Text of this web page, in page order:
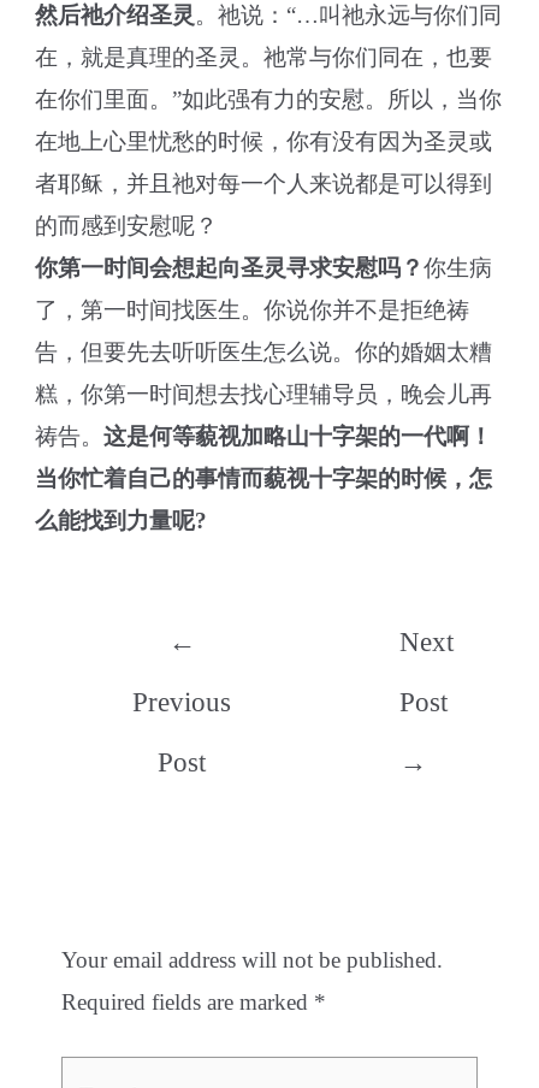
然后祂介绍圣灵。祂说：“…叫祂永远与你们同
在，就是真理的圣灵。祂常与你们同在，也要
在你们里面。”如此强有力的安慰。所以，当你
在地上心里忧愁的时候，你有没有因为圣灵或
者耶稣，并且祂对每一个人来说都是可以得到
的而感到安慰呢？
你第一时间会想起向圣灵寻求安慰吗？你生病
了，第一时间找医生。你说你并不是拒绝祷
告，但要先去听听医生怎么说。你的婚姻太糟
糕，你第一时间想去找心理辅导员，晚会儿再
祷告。这是何等藐视加略山十字架的一代啊！
当你忙着自己的事情而藐视十字架的时候，怎
么能找到力量呢?
←
Previous
Post
Next
Post
→
Your email address will not be published.
Required fields are marked *